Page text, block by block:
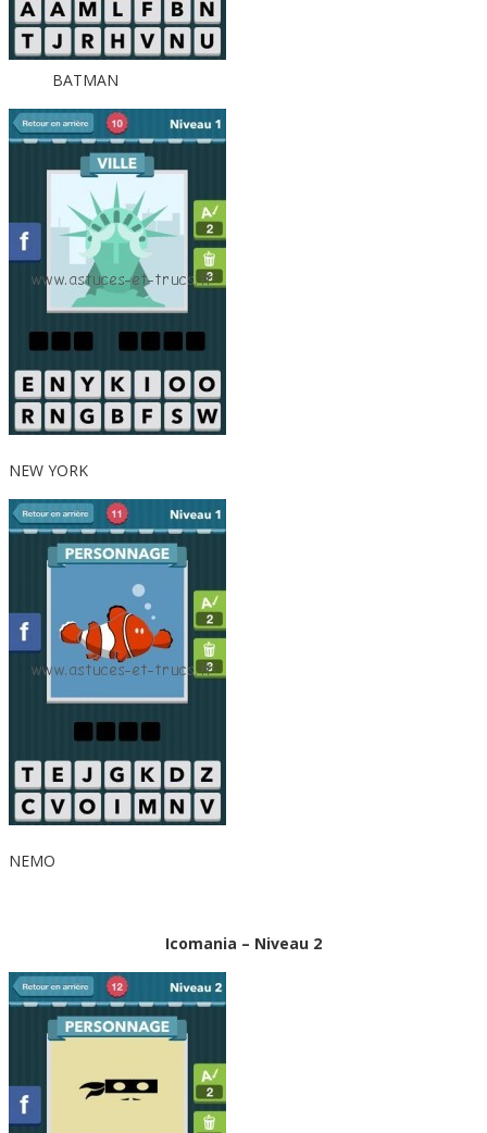
BATMAN
NEW YORK
NEMO
Icomania – Niveau 2